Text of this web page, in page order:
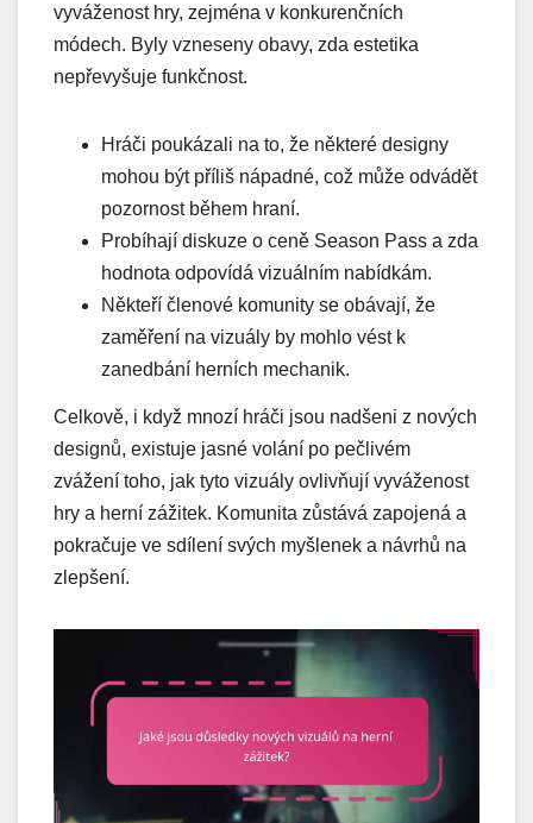
vyváženost hry, zejména v konkurenčních
módech. Byly vzneseny obavy, zda estetika
nepřevyšuje funkčnost.
Hráči poukázali na to, že některé designy
mohou být příliš nápadné, což může odvádět
pozornost během hraní.
Probíhají diskuze o ceně Season Pass a zda
hodnota odpovídá vizuálním nabídkám.
Někteří členové komunity se obávají, že
zaměření na vizuály by mohlo vést k
zanedbání herních mechanik.
Celkově, i když mnozí hráči jsou nadšeni z nových
designů, existuje jasné volání po pečlivém
zvážení toho, jak tyto vizuály ovlivňují vyváženost
hry a herní zážitek. Komunita zůstává zapojená a
pokračuje ve sdílení svých myšlenek a návrhů na
zlepšení.